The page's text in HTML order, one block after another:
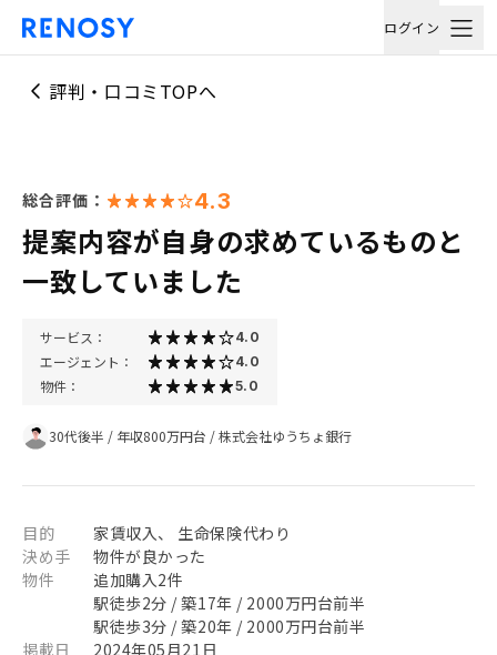
ログイン
評判・口コミTOPへ
総合評価： 4.3
提案内容が自身の求めているものと
一致していました
サービス： 4.0
エージェント： 4.0
物件： 5.0
30代後半 / 年収800万円台 /株式会社ゆうちょ銀行
目的
家賃収入、 生命保険代わり
決め手
物件が良かった
物件
追加購入2件
駅徒歩2分 / 築17年 / 2000万円台前半
駅徒歩3分 / 築20年 / 2000万円台前半
掲載日
2024年05月21日